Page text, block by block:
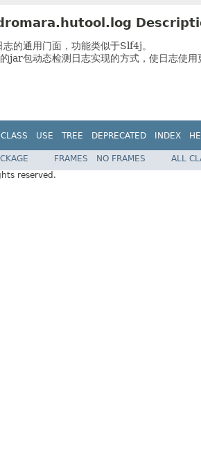
的通用门面，功能类似于Slf4j。
jar包动态检测日志实现的方式，使日志使用
CLASS USE TREE DEPRECATED INDEX
FRAMES NO FRAMES
ALL
reserved.